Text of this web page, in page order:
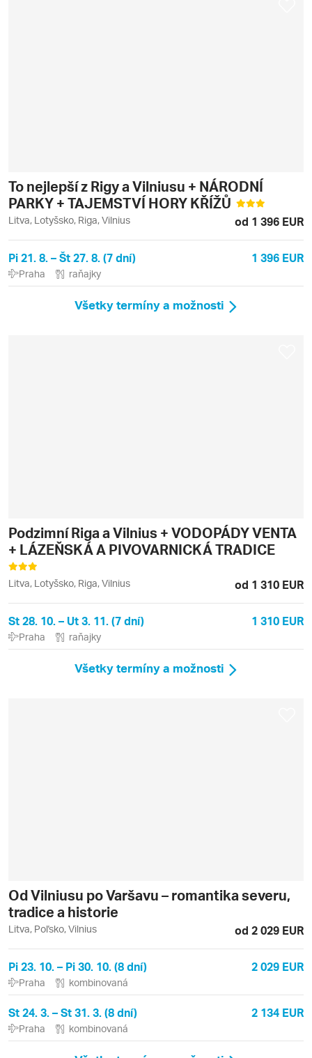
To nejlepší z Rigy a Vilniusu + NÁRODNÍ
PARKY + TAJEMSTVÍ HORY KŘÍŽŮ
Litva, Lotyšsko, Riga, Vilnius od 1 396 EUR
Pi 21. 8. – Št 27. 8. (7 dní) 1 396 EUR
Praha raňajky
Všetky termíny a možnosti
Podzimní Riga a Vilnius + VODOPÁDY VENTA
+ LÁZEŇSKÁ A PIVOVARNICKÁ TRADICE
Litva, Lotyšsko, Riga, Vilnius od 1 310 EUR
St 28. 10. – Ut 3. 11. (7 dní) 1 310 EUR
Praha raňajky
Všetky termíny a možnosti
Od Vilniusu po Varšavu – romantika severu,
tradice a historie
Litva, Poľsko, Vilnius od 2 029 EUR
Pi 23. 10. – Pi 30. 10. (8 dní) 2 029 EUR
Praha kombinovaná
St 24. 3. – St 31. 3. (8 dní) 2 134 EUR
Praha kombinovaná